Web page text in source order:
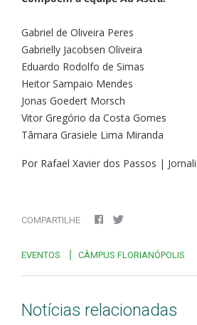
Gabriel de Oliveira Peres
Gabrielly Jacobsen Oliveira
Eduardo Rodolfo de Simas
Heitor Sampaio Mendes
Jonas Goedert Morsch
Vitor Gregório da Costa Gomes
Tâmara Grasiele Lima Miranda
Por Rafael Xavier dos Passos |
COMPARTILHE
EVENTOS CÂMPUS FLORIANÓPOLIS
Notícias relacionadas